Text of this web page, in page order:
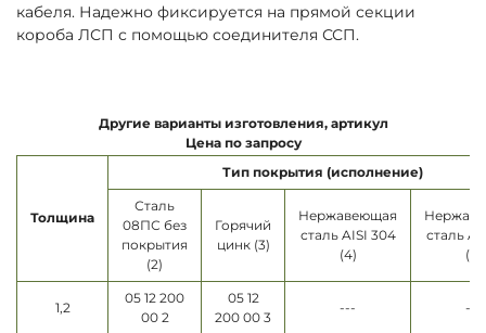
кабеля. Надежно фиксируется на прямой секции
короба ЛСП с помощью соединителя ССП.
Другие варианты изготовления, артикул
Цена по запросу
Толщина
Тип покрытия (исполнение)
Сталь
08ПС без
покрытия
(2)
Горячий
цинк (3)
Нержавеющая
сталь AISI 304
(4)
сталь
(5)
1,2
05 12 200
00 2
05 12
200 00 3
--- ---